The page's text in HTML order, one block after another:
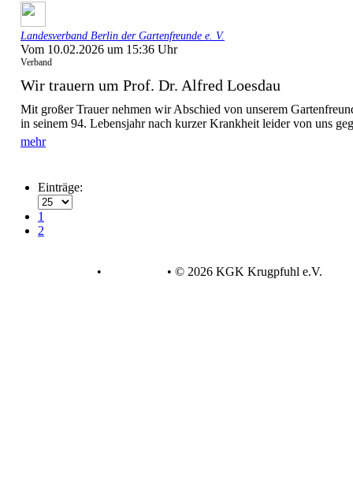
Landesverband Berlin der Gartenfreunde e. V.
Vom 10.02.2026 um 15:36 Uhr
Verband
Wir trauern um Prof. Dr. Alfred Loesdau
Mit großer Trauer nehmen wir Abschied von unserem
in seinem 94. Lebensjahr nach kurzer Krankheit leider von uns
mehr
Einträge:
1
2
• • © 2026 KGK Krugpfuhl e.V.